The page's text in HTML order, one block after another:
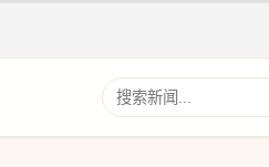
搜索新闻